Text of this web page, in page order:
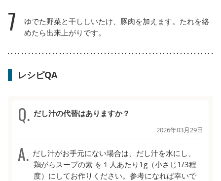
7
ゆでた野菜と干ししいたけ、豚肉を加えます。たれを絡
めたら出来上がりです。
レシピQA
だし汁の代替はありますか？
2026年03月29日
だし汁がお手元にない場合は、だし汁を水にし、
鶏がらスープの素 を１人あたり1g（小さじ1/3程
度）にしてお作りください。参考になれば幸いで